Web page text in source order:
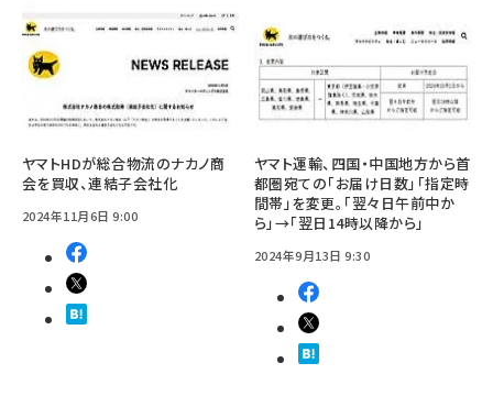
ヤマトHDが総合物流のナカノ商
会を買収、連結子会社化
2024年11月6日 9:00
ヤマト運輸、四国・中国地方から首
都圏宛ての「お届け日数」「指定時
間帯」を変更。「翌々日午前中か
ら」→「翌日14時以降から」
2024年9月13日 9:30